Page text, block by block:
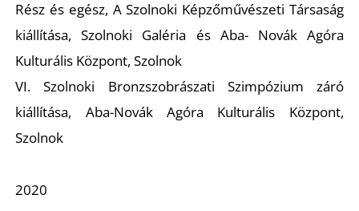
Rész és egész, A Szolnoki Képzőművészeti Társaság
kiállítása, Szolnoki Galéria és Aba- Novák Agóra
Kulturális Központ, Szolnok
VI. Szolnoki Bronzszobrászati Szimpózium záró
kiállítása, Aba-Novák Agóra Kulturális Központ,
Szolnok
2020